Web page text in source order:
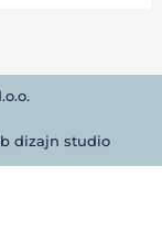
dizajn studio